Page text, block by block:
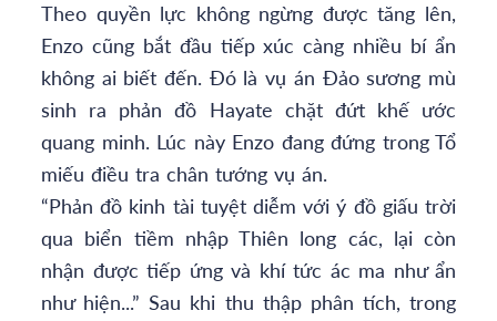
Theo quyền lực không ngừng được tăng lên,
Enzo cũng bắt đầu tiếp xúc càng nhiều bí ẩn
không ai biết đến. Đó là vụ án Đảo sương mù
sinh ra phản đồ Hayate chặt đứt khế ước
quang minh. Lúc này Enzo đang đứng trong Tổ
miếu điều tra chân tướng vụ án.
“Phản đồ kinh tài tuyệt diễm với ý đồ giấu trời
qua biển tiềm nhập Thiên long các, lại còn
nhận được tiếp ứng và khí tức ác ma như ẩn
như hiện...” Sau khi thu thập phân tích, trong